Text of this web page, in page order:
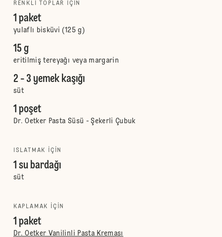
RENKLI TOPLAR IÇIN
1 paket
yulaflı bisküvi (125 g)
15 g
eritilmiş tereyağı veya margarin
2 - 3 yemek kaşığı
süt
1 poşet
Dr. Oetker Pasta Süsü - Şekerli Çubuk
ISLATMAK IÇIN
1 su bardağı
süt
KAPLAMAK IÇIN
1 paket
Dr. Oetker Vanilinli Pasta Kreması